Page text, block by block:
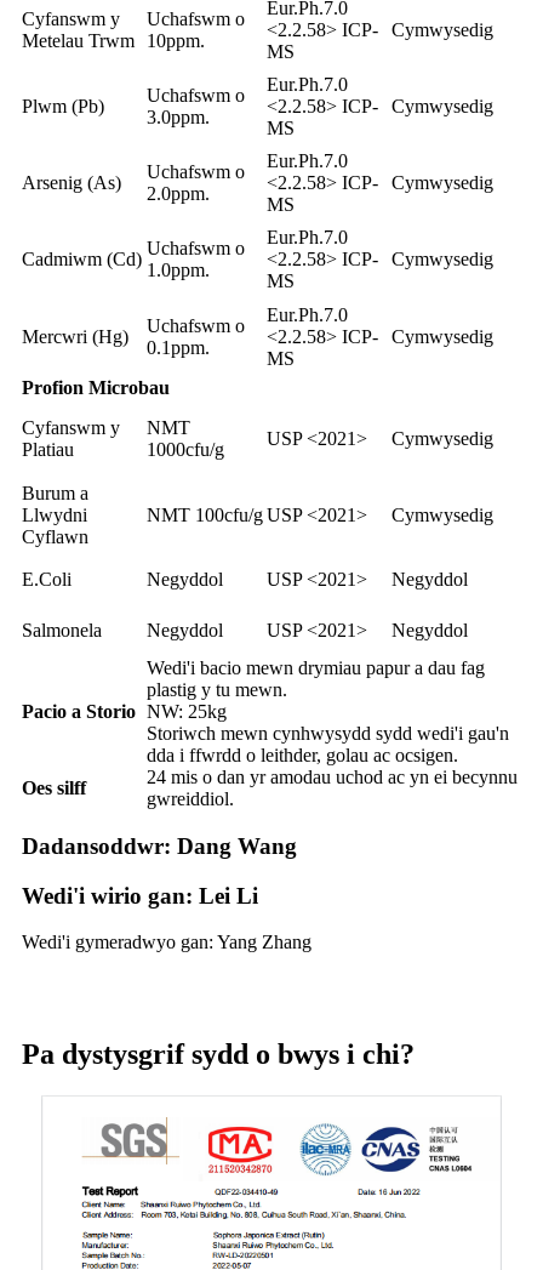
Cyfanswm y
Metelau Trwm
Uchafswm o
10ppm.
Eur.Ph.7.0
<2.2.58> ICP-
MS
Cymwysedig
Plwm (Pb)
Uchafswm o
3.0ppm.
Eur.Ph.7.0
<2.2.58> ICP-
MS
Cymwysedig
Arsenig (As)
Uchafswm o
2.0ppm.
Eur.Ph.7.0
<2.2.58> ICP-
MS
Cymwysedig
Cadmiwm (Cd)
Uchafswm o
1.0ppm.
Eur.Ph.7.0
<2.2.58> ICP-
MS
Cymwysedig
Mercwri (Hg)
Uchafswm o
0.1ppm.
Eur.Ph.7.0
<2.2.58> ICP-
MS
Cymwysedig
Profion Microbau
Cyfanswm y
Platiau
NMT
1000cfu/g
USP <2021> Cymwysedig
Burum a
Llwydni
Cyflawn
NMT 100cfu/gUSP <2021> Cymwysedig
E.Coli Negyddol USP <2021> Negyddol
Salmonela Negyddol USP <2021> Negyddol
Pacio a Storio
Wedi'i bacio mewn drymiau papur a dau fag
plastig y tu mewn.
NW: 25kg
Storiwch mewn cynhwysydd sydd wedi'i gau'n
dda i ffwrdd o leithder, golau ac ocsigen.
Oes silff
24 mis o dan yr amodau uchod ac yn ei becynnu
gwreiddiol.
Dadansoddwr: Dang Wang
Wedi'i wirio gan: Lei Li
Wedi'i gymeradwyo gan: Yang Zhang
Pa dystysgrif sydd o bwys i chi?